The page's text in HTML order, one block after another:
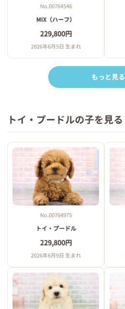
No.00764546
MIX（ハーフ）
229,800円
2026年6月5日 生まれ
もっと見る
トイ・プードルの子を見る
No.00764975
トイ・プードル
229,800円
2026年6月9日 生まれ